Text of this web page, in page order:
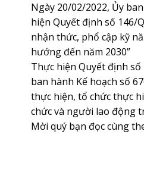
Ngày 20/02/2022, Ủy
hiện Quyết định số 146/
nhận thức, phổ cập kỹ
hướng đến năm 2030”
Thực hiện Quyết định
ban hành Kế hoạch số
thực hiện, tổ chức thực
chức và người lao động
Mời quý bạn đọc cùng